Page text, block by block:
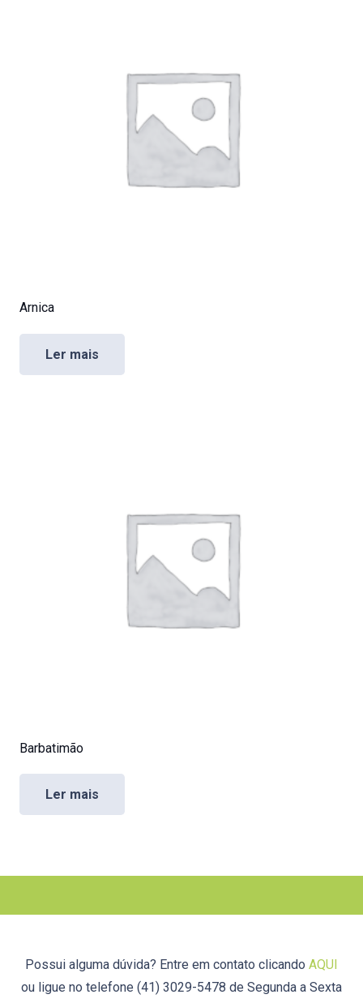
Arnica
Ler mais
Barbatimão
Ler mais
Possui alguma dúvida? Entre em contato clicando AQUI
ou ligue no telefone (41) 3029-5478 de Segunda a Sexta